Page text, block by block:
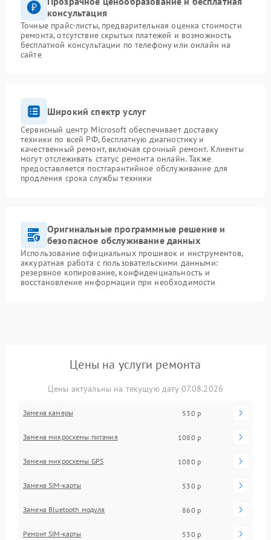
консультация
Точные прайс-листы, предварительная оценка стоимости
ремонта, отсутствие скрытых платежей и возможность
бесплатной консультации по телефону или онлайн на
сайте
Широкий спектр услуг
Сервисный центр Microsoft обеспечивает доставку
техники по всей РФ, бесплатную диагностику и
качественный ремонт, включая срочный ремонт. Клиенты
могут отслеживать статус ремонта онлайн. Также
предоставляется постгарантийное обслуживание для
продления срока службы техники
Оригинальные программные решение и
безопасное обслуживание данных
Использование официальных прошивок и инструментов,
аккуратная работа с пользовательскими данными:
резервное копирование, конфиденциальность и
восстановление информации при необходимости
Цены на услуги ремонта
Цены актуальны на текущую дату 07.08.2026
Замена камеры 530 р
Замена микросхемы питания 1080 р
Замена микросхемы GPS 1080 р
Замена SIM-карты 530 р
Замена Bluetooth модуля 860 р
Ремонт SIM-карты 530 р